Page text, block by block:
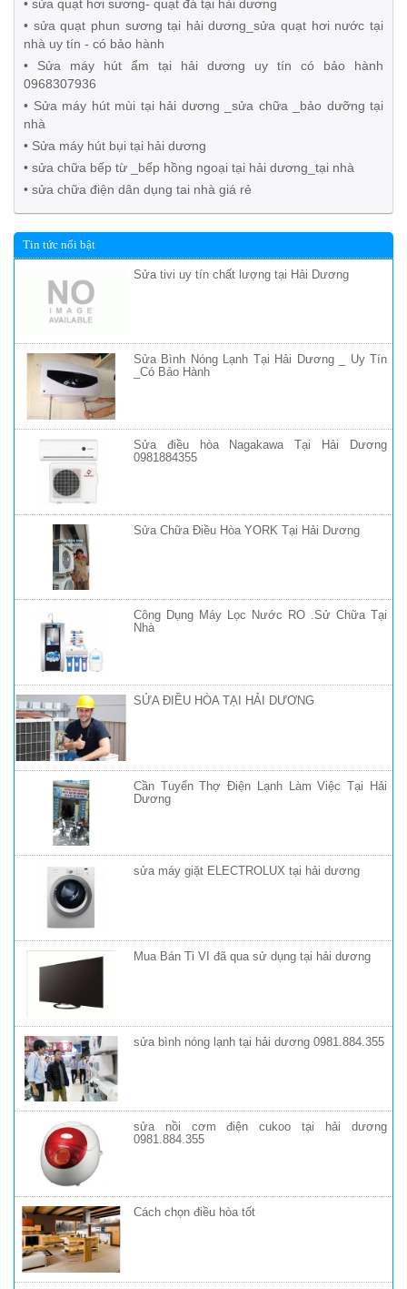
• sửa quạt hơi sương- quạt đá tại hải dương
• sửa quạt phun sương tại hải dương_sửa quạt hơi nước tại
nhà uy tín - có bảo hành
• Sửa máy hút ẩm tại hải dương uy tín có bảo hành
0968307936
• Sửa máy hút mùi tại hải dương _sửa chữa _bảo dưỡng tại
nhà
• Sửa máy hút bụi tại hải dương
• sửa chữa bếp từ _bếp hồng ngoại tại hải dương_tại nhà
• sửa chữa điện dân dụng tai nhà giá rẻ
Tin tức nổi bật
Sửa tivi uy tín chất lượng tại Hải Dương
Sửa Bình Nóng Lạnh Tại Hải Dương _ Uy Tín
_Có Bảo Hành
Sửa điều hòa Nagakawa Tại Hải Dương
0981884355
Sửa Chữa Điều Hòa YORK Tại Hải Dương
Công Dụng Máy Lọc Nước RO .Sử Chữa Tại
Nhà
SỬA ĐIỀU HÒA TẠI HẢI DƯƠNG
Cần Tuyển Thợ Điện Lạnh Làm Việc Tại Hải
Dương
sửa máy giặt ELECTROLUX tại hải dương
Mua Bán Ti VI đã qua sử dụng tại hải dương
sửa bình nóng lạnh tại hải dương 0981.884.355
sửa nồi cơm điện cukoo tại hải dương
0981.884.355
Cách chọn điều hòa tốt